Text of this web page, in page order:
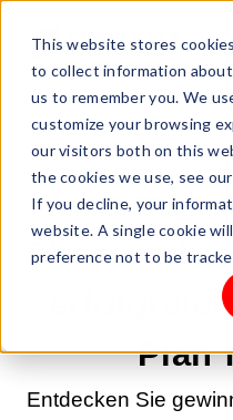
This website stores
to collect information
us to remember you. We
customize your browsing
our visitors both on this
the cookies we use, see
If you decline, your
website. A single cookie
preference not to be
22.05.2025 02:00:00
Was man
Shop
Plan
Entdecken Sie